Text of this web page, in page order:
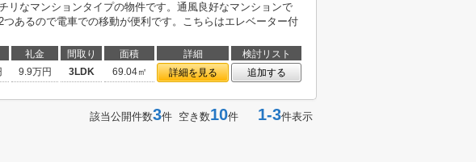
リなマンションタイプの物件です。通風良好なマンションで
つあるので電車での移動が便利です。こちらはエレベーター付
礼金 間取り 面積 詳細
検討リスト
9.9万円 3LDK 69.04㎡ 詳細を見る 追加する
該当公開件数3件 空き数10件 1-3件表示